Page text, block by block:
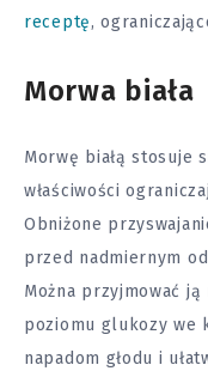
receptę,
Morwa biała
Morwę białą stosuje
właściwości
Obniżone
przed nadmiernym
Można przyjmować
poziomu glukozy we
napadom głodu i